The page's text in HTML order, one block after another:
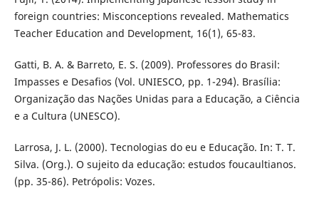
foreign countries: Misconceptions revealed. Mathematics
Teacher Education and Development, 16(1), 65-83.
Gatti, B. A. & Barreto, E. S. (2009). Professores do Brasil:
Impasses e Desafios (Vol. UNIESCO, pp. 1-294). Brasília:
Organização das Nações Unidas para a Educação, a Ciência
e a Cultura (UNESCO).
Larrosa, J. L. (2000). Tecnologias do eu e Educação. In: T. T.
Silva. (Org.). O sujeito da educação: estudos foucaultianos.
(pp. 35-86). Petrópolis: Vozes.